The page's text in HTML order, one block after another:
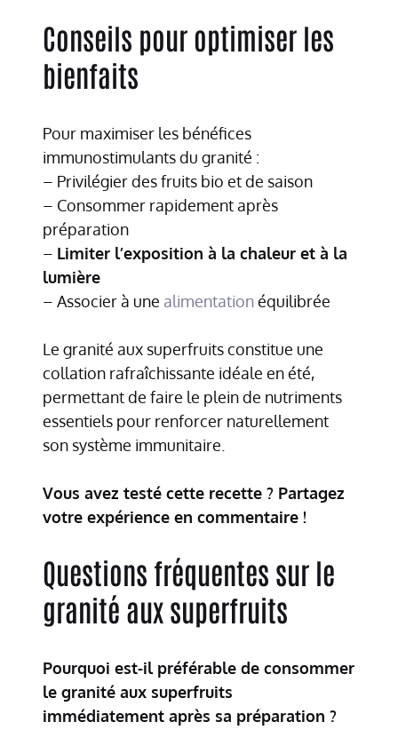
Conseils pour optimiser les
bienfaits
Pour maximiser les bénéfices
immunostimulants du granité :
– Privilégier des fruits bio et de saison
– Consommer rapidement après
préparation
– Limiter l’exposition à la chaleur et à la
lumière
– Associer à une alimentationéquilibrée
Le granité aux superfruits constitue une
collation rafraîchissante idéale en été,
permettant de faire le plein de nutriments
essentiels pour renforcer naturellement
son système immunitaire.
Vous avez testé cette recette ? Partagez
votre expérience en commentaire !
Questions fréquentes sur le
granité aux superfruits
Pourquoi est-il préférable de consommer
le granité aux superfruits
immédiatement après sa préparation ?